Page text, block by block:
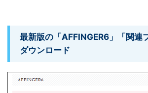
最新版の「AFFINGER6」「関連
ダウンロード